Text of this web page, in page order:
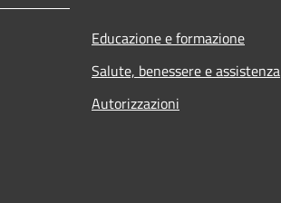
Educazione e formazione
Salute, benessere e assistenza
Autorizzazioni